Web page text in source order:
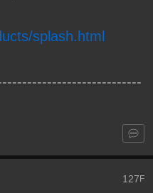
splash.html
127F